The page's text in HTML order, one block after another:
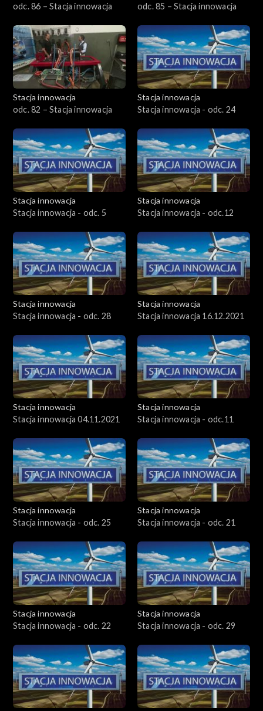
odc. 86 – Stacja innowacja
odc. 85 – Stacja innowacja
Stacja innowacja
odc. 82 – Stacja innowacja
Stacja innowacja
Stacja innowacja - odc. 24
Stacja innowacja
Stacja innowacja - odc. 5
Stacja innowacja
Stacja innowacja - odc.12
Stacja innowacja
Stacja innowacja - odc. 28
Stacja innowacja
Stacja innowacja 16.12.2021
Stacja innowacja
Stacja innowacja 04.11.2021
Stacja innowacja
Stacja innowacja - odc.11
Stacja innowacja
Stacja innowacja - odc. 25
Stacja innowacja
Stacja innowacja - odc. 21
Stacja innowacja
Stacja innowacja - odc. 22
Stacja innowacja
Stacja innowacja - odc. 29